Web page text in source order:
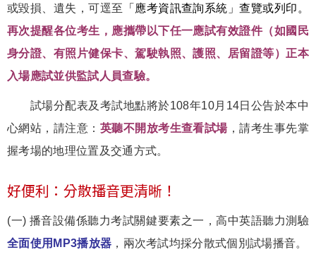
或毀損、遺失，可逕至 「應考資訊查詢系統」查覽或列印。
再次提醒各位考生，應攜帶以下任一應試有效證件（如國民
身分證、有照片健保卡、駕駛執照、護照、居留證等）正本
入場應試並供監試人員查驗。
試場分配表及考試地點將於108年10月14日公告於本中
心網站，請注意： 英聽不開放考生查看試場，請考生事先掌
握考場的地理位置及交通方式。
好便利：分散播音更清晰！
(一) 播音設備係聽力考試關鍵要素之一，高中英語聽力測驗
全面使用MP3播放器 ，兩次考試均採分散式個別試場播音。